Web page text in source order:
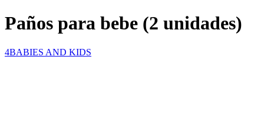
Paños para bebe (2 unidades)
4BABIES AND KIDS